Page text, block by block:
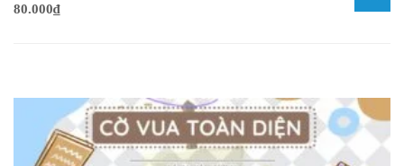
80.000₫